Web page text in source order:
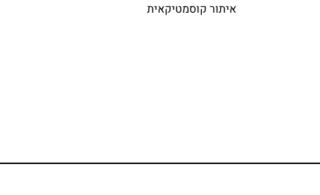
איתור קוסמטיקאית